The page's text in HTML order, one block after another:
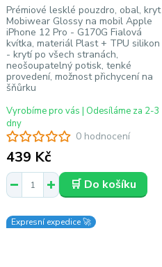
0 hodnocení
Prémiové lesklé pouzdro, obal, kryt
Mobiwear Glossy na mobil Apple
iPhone 12 Pro - G170G Fialová
kvítka, materiál Plast + TPU silikon
- krytí po všech stranách,
neošoupatelný potisk, tenké
provedení, možnost přichycení na
šňůrku
439 Kč
Vyrobíme pro vás | Odesíláme za 2-3
dny
🛒 Do košíku
Expresní expedice 🚀